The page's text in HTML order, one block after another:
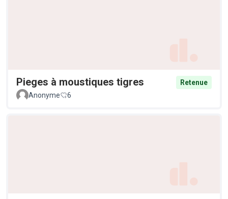
Pieges à moustiques tigres
Retenue
Anonyme
6